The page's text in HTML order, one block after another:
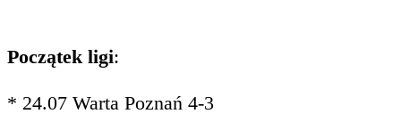
Początek ligi:
* 24.07 Warta Poznań 4-3